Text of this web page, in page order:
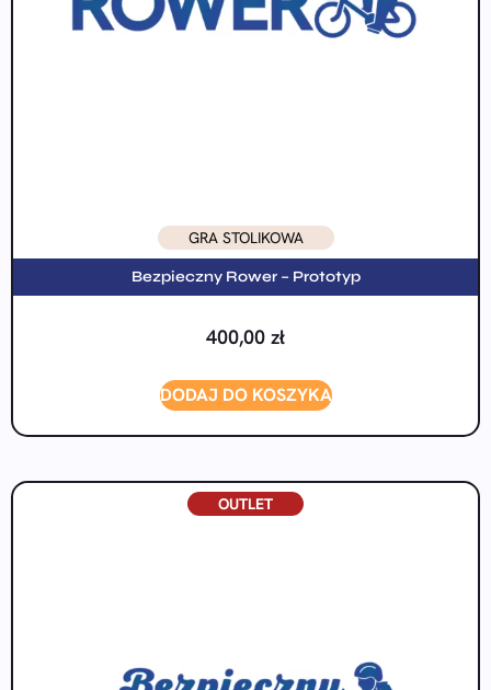
GRA STOLIKOWA
Bezpieczny Rower – Prototyp
400,00 zł
DODAJ DO KOSZYKA
OUTLET